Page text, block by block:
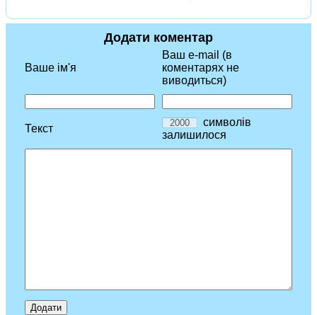
Додати коментар
Ваше ім'я
Ваш e-mail (в
коментарях не
виводиться)
Текст
символів
залишилося